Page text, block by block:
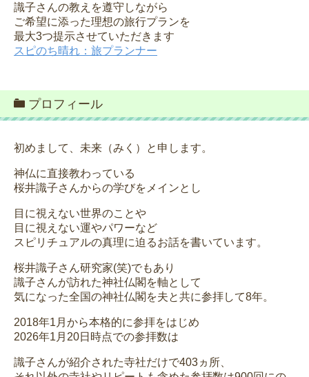
識子さんの教えを遵守しながら
ご希望に添った理想の旅行プランを
最大3つ提示させていただきます
スピのち晴れ：旅プランナー
プロフィール
初めまして、未来（みく）と申します。
神仏に直接教わっている
桜井識子さんからの学びをメインとし
目に視えない世界のことや
目に視えない運やパワーなど
スピリチュアルの真理に迫るお話を書いています。
桜井識子さん研究家(笑)でもあり
識子さんが訪れた神社仏閣を軸として
気になった全国の神社仏閣を夫と共に参拝して8年。
2018年1月から本格的に参拝をはじめ
2026年1月20日時点での参拝数は
識子さんが紹介された寺社だけで403ヵ所、